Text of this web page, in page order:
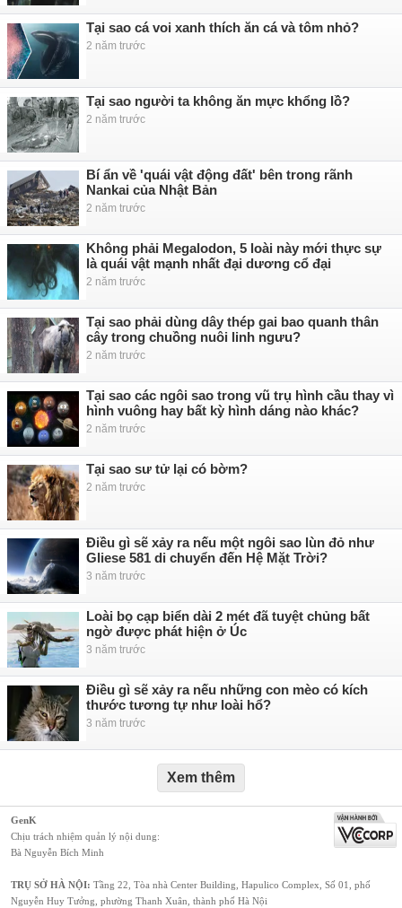
Tại sao cá voi xanh thích ăn cá và tôm nhỏ?
2 năm trước
Tại sao người ta không ăn mực khổng lồ?
2 năm trước
Bí ẩn về 'quái vật động đất' bên trong rãnh
Nankai của Nhật Bản
2 năm trước
Không phải Megalodon, 5 loài này mới thực sự
là quái vật mạnh nhất đại dương cổ đại
2 năm trước
Tại sao phải dùng dây thép gai bao quanh thân
cây trong chuồng nuôi linh ngưu?
2 năm trước
Tại sao các ngôi sao trong vũ trụ hình cầu thay vì
hình vuông hay bất kỳ hình dáng nào khác?
2 năm trước
Tại sao sư tử lại có bờm?
2 năm trước
Điều gì sẽ xảy ra nếu một ngôi sao lùn đỏ như
Gliese 581 di chuyển đến Hệ Mặt Trời?
3 năm trước
Loài bọ cạp biển dài 2 mét đã tuyệt chủng bất
ngờ được phát hiện ở Úc
3 năm trước
Điều gì sẽ xảy ra nếu những con mèo có kích
thước tương tự như loài hổ?
3 năm trước
Xem thêm
GenK
Chịu trách nhiệm quản lý nội dung:
Bà Nguyễn Bích Minh
TRỤ SỞ HÀ NỘI: Tầng 22, Tòa nhà Center Building, Hapulico Complex, Số 01, phố
Nguyễn Huy Tưởng, phường Thanh Xuân, thành phố Hà Nội